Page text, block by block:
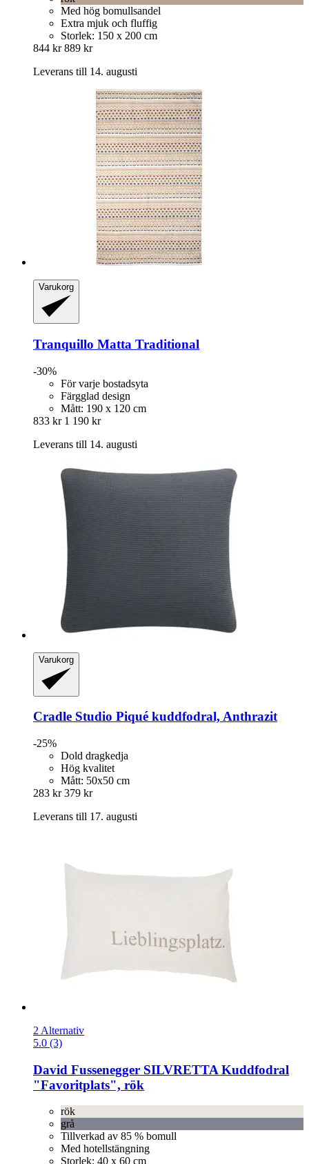
Med hög bomullsandel
Extra mjuk och fluffig
Storlek: 150 x 200 cm
844 kr 889 kr
Leverans till 14. augusti
Varukorg
Tranquillo Matta Traditional
-30%
För varje bostadsyta
Färgglad design
Mått: 190 x 120 cm
833 kr 1 190 kr
Leverans till 14. augusti
Varukorg
Cradle Studio Piqué kuddfodral, Anthrazit
-25%
Dold dragkedja
Hög kvalitet
Mått: 50x50 cm
283 kr 379 kr
Leverans till 17. augusti
2 Alternativ
5.0 (3)
David Fussenegger SILVRETTA Kuddfodral
"Favoritplats", rök
rök
grå
Tillverkad av 85 % bomull
Med hotellstängning
Storlek: 40 x 60 cm